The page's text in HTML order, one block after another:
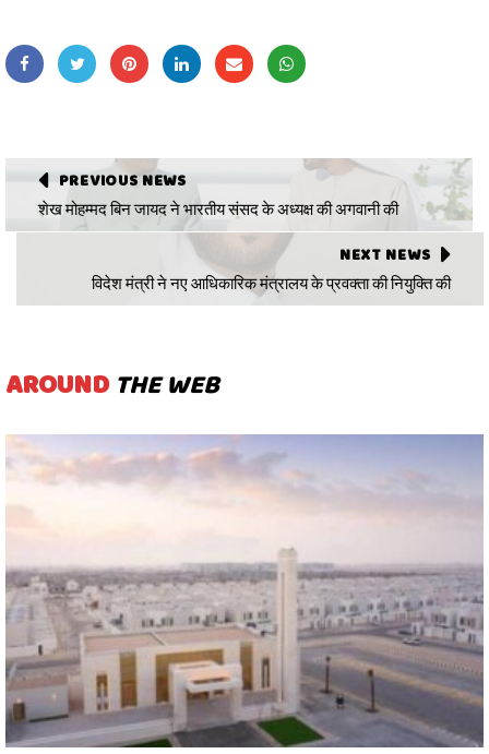
PREVIOUS NEWS
शेख मोहम्मद बिन जायद ने भारतीय संसद के अध्यक्ष की अगवानी की
NEXT NEWS
विदेश मंत्री ने नए आधिकारिक मंत्रालय के प्रवक्ता की नियुक्ति की
AROUND THE WEB